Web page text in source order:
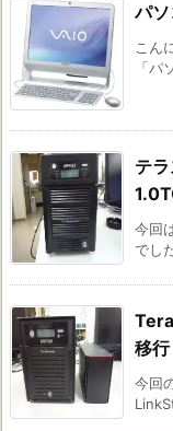
パ
こん
「
テ
今回
でし
移行
今回